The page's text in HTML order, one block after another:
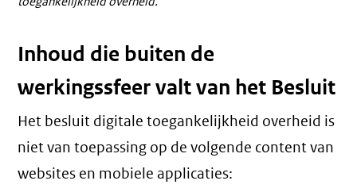
Inhoud die buiten de
werkingssfeer valt van het Besluit
Het besluit digitale toegankelijkheid overheid is
niet van toepassing op de volgende content van
websites en mobiele applicaties: